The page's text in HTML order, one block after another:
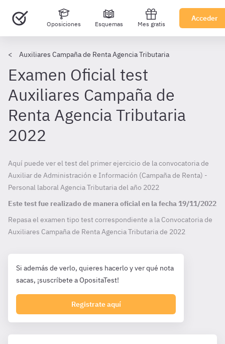
Oposiciones Esquemas Mes gratis
Acceder
Auxiliares Campaña de Renta Agencia Tributaria
Examen Oficial test
Auxiliares Campaña de
Renta Agencia Tributaria
2022
Aquí puede ver el test del primer ejercicio de la convocatoria de
Auxiliar de Administración e Información (Campaña de Renta) -
Personal laboral Agencia Tributaria del año 2022
Este test fue realizado de manera oficial en la fecha 19/11/2022
Repasa el examen tipo test correspondiente a la Convocatoria de
Auxiliares Campaña de Renta Agencia Tributaria de 2022
Si además de verlo, quieres hacerlo y ver qué nota
sacas, ¡suscríbete a OpositaTest!
Registrate aquí